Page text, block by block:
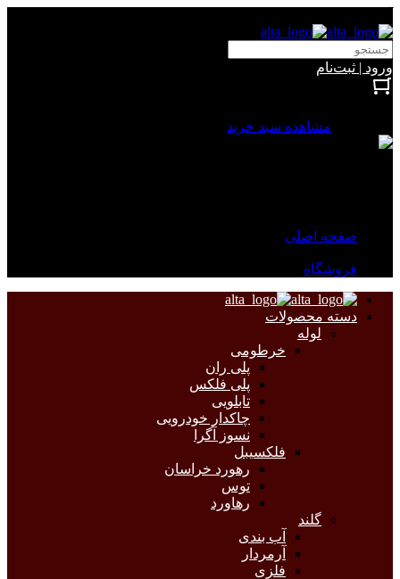
ورود | ثبت‌نام
مشاهده سبد خرید
صفحه اصلی
فروشگاه
دسته محصولات
لوله
خرطومی
پلی ران
پلی فلکس
تابلویی
چاکدار خودرویی
نسوز آگرا
فلکسیبل
رهورد خراسان
توس
رهاورد
گلند
آب بندی
آرمردار
فلزی